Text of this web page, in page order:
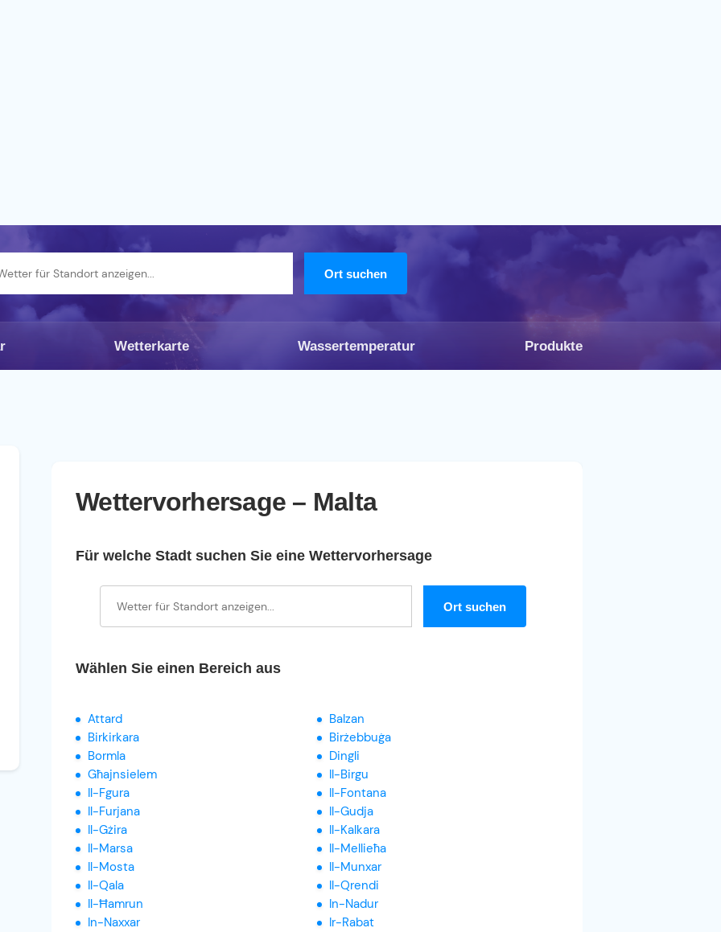
Wetterkarte Wassertemperatur Produkte
Wettervorhersage – Malta
Für welche Stadt suchen Sie eine Wettervorhersage
Wählen Sie einen Bereich aus
Attard
Birkirkara
Bormla
Għajnsielem
Il-Fgura
Il-Furjana
Il-Gżira
Il-Marsa
Il-Mosta
Il-Qala
Il-Ħamrun
In-Naxxar
Balzan
Birżebbuġa
Dingli
Il-Birgu
Il-Fontana
Il-Gudja
Il-Kalkara
Il-Mellieħa
Il-Munxar
Il-Qrendi
In-Nadur
Ir-Rabat